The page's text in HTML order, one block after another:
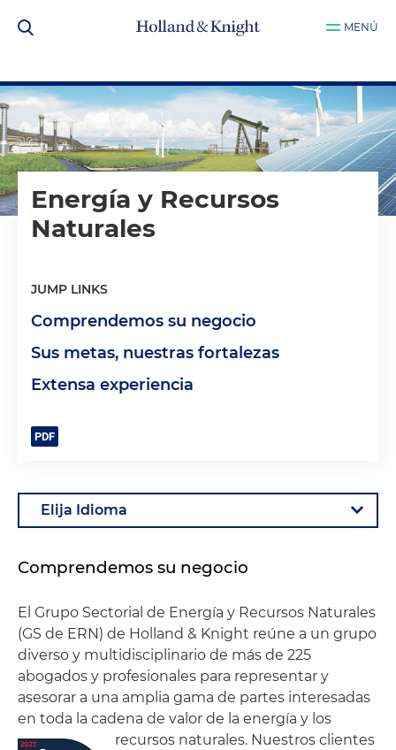
MENÚ
Energía y Recursos
Naturales
JUMP LINKS
Comprendemos su negocio
Sus metas, nuestras fortalezas
Extensa experiencia
Comprendemos su negocio
El Grupo Sectorial de Energía y Recursos Naturales
(GS de ERN) de Holland & Knight reúne a un grupo
diverso y multidisciplinario de más de 225
abogados y profesionales para representar y
asesorar a una amplia gama de partes interesadas
en toda la cadena de valor de la energía y los
recursos naturales. Nuestros clientes